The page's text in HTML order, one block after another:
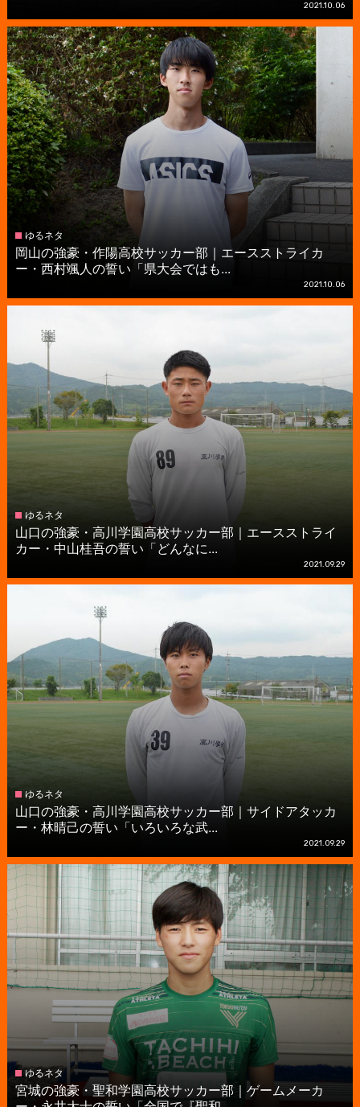
2021.10.06
ゆるネタ
岡山の強豪・作陽高校サッカー部｜エースストライカ
ー・西村颯人の誓い「県大会ではも...
2021.10.06
ゆるネタ
山口の強豪・高川学園高校サッカー部｜エースストライ
カー・中山桂吾の誓い「どんなに...
2021.09.29
ゆるネタ
山口の強豪・高川学園高校サッカー部｜サイドアタッカ
ー・林晴己の誓い「いろいろな武...
2021.09.29
ゆるネタ
宮城の強豪・聖和学園高校サッカー部｜ゲームメーカ